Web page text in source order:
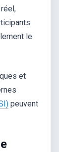
le
et
peuvent